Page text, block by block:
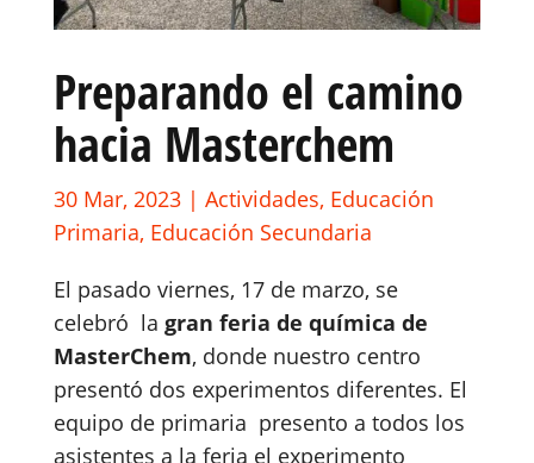
Preparando el camino
hacia Masterchem
30 Mar, 2023| Actividades, Educación
Primaria, Educación Secundaria
El pasado viernes, 17 de marzo, se
celebró la gran feria de química de
MasterChem, donde nuestro centro
presentó dos experimentos diferentes. El
equipo de primaria presento a todos los
asistentes a la feria el experimento